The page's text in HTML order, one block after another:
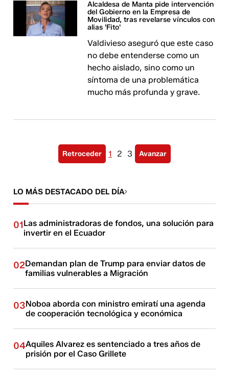
Alcaldesa de Manta pide intervención
del Gobierno en la Empresa de
Movilidad, tras revelarse vínculos con
alias 'Fito'
Valdivieso aseguró que este caso
no debe entenderse como un
hecho aislado, sino como un
síntoma de una problemática
mucho más profunda y grave.
Retroceder 1 2 3 Avanzar
LO MÁS DESTACADO DEL DÍA
01Las administradoras de fondos, una solución para
invertir en el Ecuador
02Demandan plan de Trump para enviar datos de
familias vulnerables a Migración
03Noboa aborda con ministro emiratí una agenda
de cooperación tecnológica y económica
04Aquiles Alvarez es sentenciado a tres años de
prisión por el Caso Grillete